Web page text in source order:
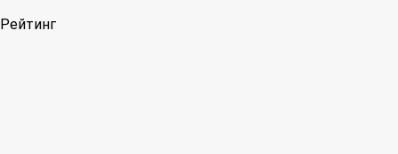
Рейтинг